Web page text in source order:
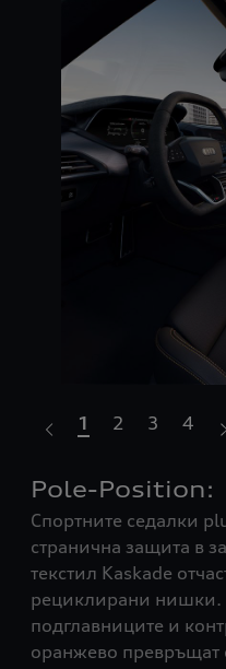
Pole-Position:
Спортните седалки
странична защита в
текстил Kaskade
рециклирани нишки.
подглавниците и
оранжево превръщат
1 2 3 4